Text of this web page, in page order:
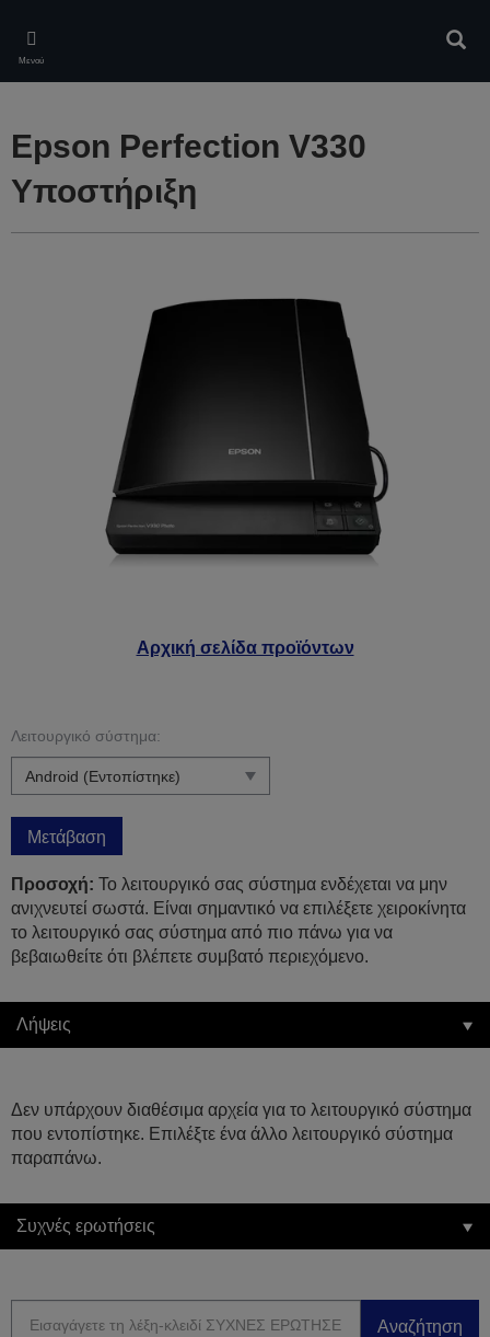
main
content
Μενού
Αρχική σελίδα προϊόντων
Epson Perfection V330
Υποστήριξη
Λειτουργικό σύστημα:
Μετάβαση
Προσοχή: Το λειτουργικό σας σύστημα ενδέχεται να μην
ανιχνευτεί σωστά. Είναι σημαντικό να επιλέξετε χειροκίνητα
το λειτουργικό σας σύστημα από πιο πάνω για να
βεβαιωθείτε ότι βλέπετε συμβατό περιεχόμενο.
Λήψεις
Δεν υπάρχουν διαθέσιμα αρχεία για το λειτουργικό σύστημα
που εντοπίστηκε. Επιλέξτε ένα άλλο λειτουργικό σύστημα
παραπάνω.
Συχνές ερωτήσεις
Αναζήτηση